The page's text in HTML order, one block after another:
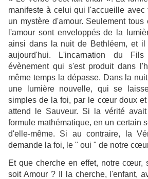
manifeste à celui qui l'accueille avec
un mystère d'amour. Seulement
l'amour sont enveloppés de la
ainsi dans la nuit de Bethléem, et il
aujourd'hui. L'incarnation du
évènement qui s'est produit dans
même temps la dépasse. Dans la
une lumière nouvelle, qui se
simples de la foi, par le cœur doux
attend le Sauveur. Si la vérité
formule mathématique, en un certain
d'elle-même. Si au contraire, la
demande la foi, le " oui " de notre
Et que cherche en effet, notre cœur,
soit Amour ? Il la cherche, l'enfant,